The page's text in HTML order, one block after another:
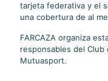
tarjeta federativa y el
una cobertura de al
FARCAZA organiza
responsables del Club
Mutuasport.